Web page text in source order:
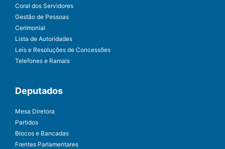
Coral dos Servidores
Gestão de Pessoas
Cerimonial
Lista de Autoridades
Leis e Resoluções de Concessões
Telefones e Ramais
Deputados
Mesa Diretora
Partidos
Blocos e Bancadas
Frentes Parlamentares